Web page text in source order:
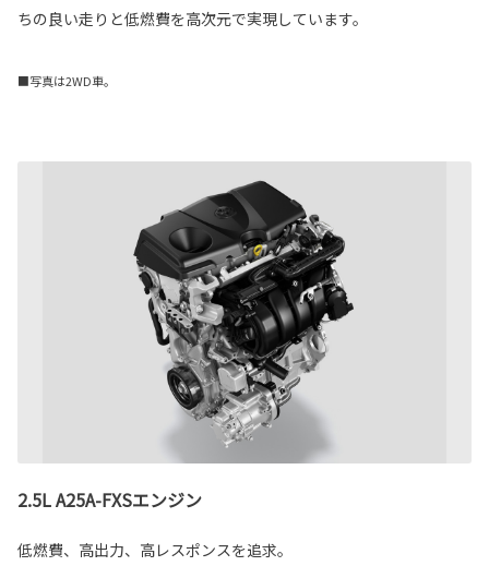
ちの良い走りと低燃費を高次元で実現しています。
■写真は2WD車。
2.5L A25A-FXSエンジン
低燃費、高出力、高レスポンスを追求。